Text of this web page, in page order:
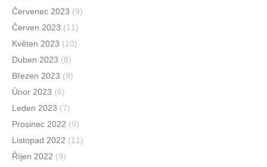
Červenec 2023 (9)
Červen 2023 (11)
Květen 2023 (10)
Duben 2023 (8)
Březen 2023 (9)
Únor 2023 (6)
Leden 2023 (7)
Prosinec 2022 (9)
Listopad 2022 (11)
Říjen 2022 (9)